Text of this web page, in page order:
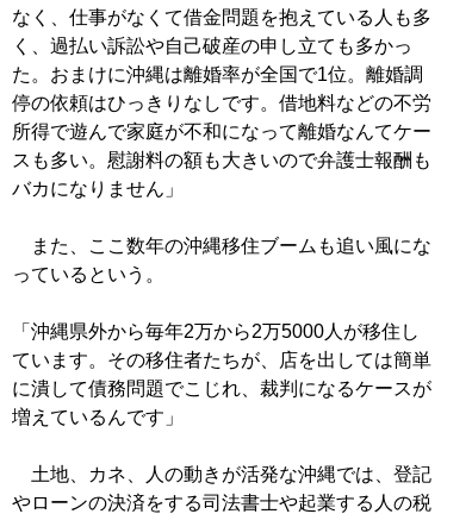
なく、仕事がなくて借金問題を抱えている人も多
く、過払い訴訟や自己破産の申し立ても多かっ
た。おまけに沖縄は離婚率が全国で1位。離婚調
停の依頼はひっきりなしです。借地料などの不労
所得で遊んで家庭が不和になって離婚なんてケー
スも多い。慰謝料の額も大きいので弁護士報酬も
バカになりません」
また、ここ数年の沖縄移住ブームも追い風にな
っているという。
「沖縄県外から毎年2万から2万5000人が移住し
ています。その移住者たちが、店を出しては簡単
に潰して債務問題でこじれ、裁判になるケースが
増えているんです」
土地、カネ、人の動きが活発な沖縄では、登記
やローンの決済をする司法書士や起業する人の税